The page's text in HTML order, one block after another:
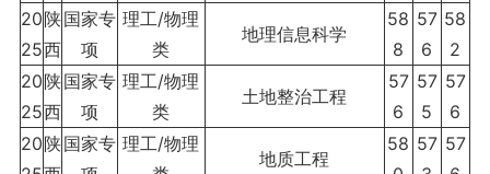
20
25
陕
西
国家专
项
理工/物理
类
地理信息科学
58
8
57
6
58
2
20
25
陕
西
国家专
项
理工/物理
类
土地整治工程
57
6
57
5
57
6
20陕国家专 理工/物理
地质工程
58 57 57